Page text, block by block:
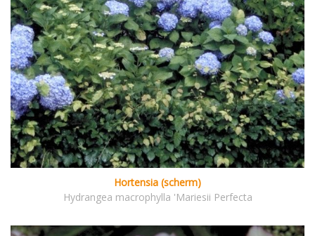
Hortensia (scherm)
Hydrangea macrophylla 'Mariesii Perfecta